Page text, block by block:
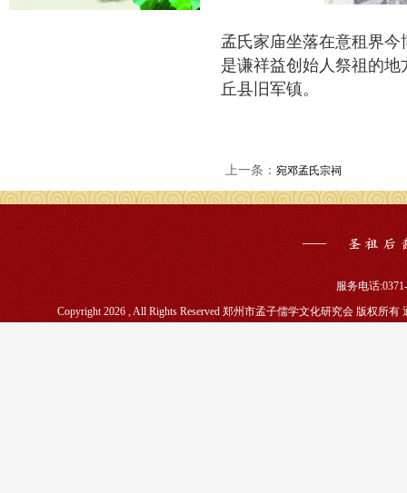
孟氏家庙坐落在意租界
是谦祥益创始人祭祖的
丘县旧军镇。
上一条： 宛邓孟氏宗祠
服务电话
Copyright 2026 , All Rights Reserved 郑州市孟子儒学文化研究会 版权所